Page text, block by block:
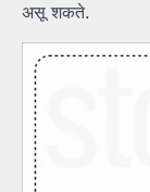
असू शकते.